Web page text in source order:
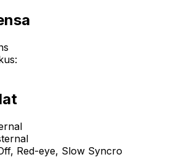
Red-eye, Slow Syncro